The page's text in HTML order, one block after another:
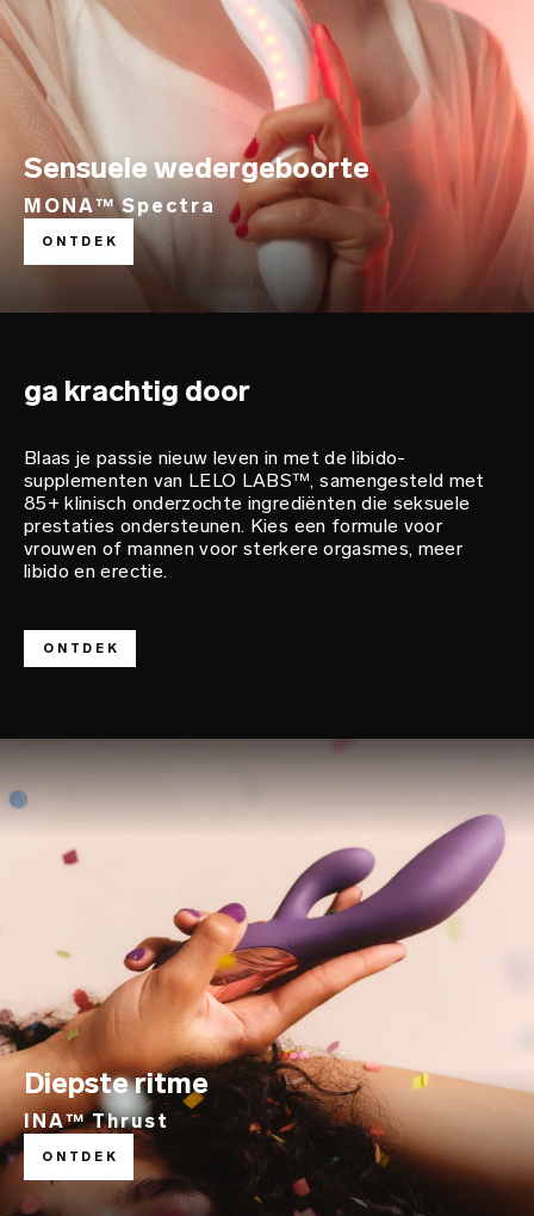
Sensuele wedergeboorte
MONA™ Spectra
ONTDEK
voed je verlangen
ga krachtig door
Blaas je passie nieuw leven in met de libido-
supplementen van LELO LABS™, samengesteld met
85+ klinisch onderzochte ingrediënten die seksuele
prestaties ondersteunen. Kies een formule voor
vrouwen of mannen voor sterkere orgasmes, meer
libido en erectie.
ONTDEK
Diepste ritme
INA™ Thrust
ONTDEK